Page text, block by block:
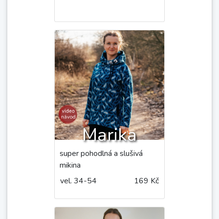
mohly zajímat:
Andrea
asymetrická mikina s límcem